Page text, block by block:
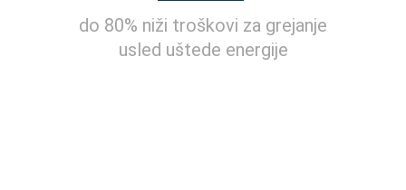
do 80% niži troškovi za grejanje
usled uštede energije